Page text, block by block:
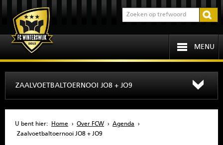
MENU
OVER FCW
ZAALVOETBALTOERNOOI JO8 + JO9
U bent hier: Home › Over FCW › Agenda
›
Zaalvoetbaltoernooi JO8 + JO9